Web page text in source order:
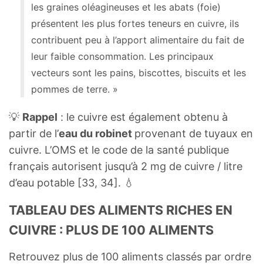
les graines oléagineuses et les abats (foie)
présentent les plus fortes teneurs en cuivre, ils
contribuent peu à l’apport alimentaire du fait de
leur faible consommation. Les principaux
vecteurs sont les pains, biscottes, biscuits et les
pommes de terre. »
💡 Rappel : le cuivre est également obtenu à
partir de l’eau du robinet provenant de tuyaux en
cuivre. L’OMS et le code de la santé publique
français autorisent jusqu’à 2 mg de cuivre / litre
d’eau potable [33, 34]. 💧
TABLEAU DES ALIMENTS RICHES EN
CUIVRE : PLUS DE 100 ALIMENTS
Retrouvez plus de 100 aliments classés par ordre